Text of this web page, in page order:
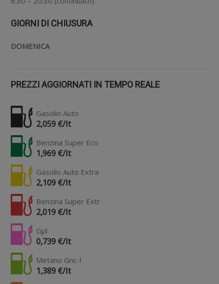
GIORNI DI CHIUSURA
DOMENICA
PREZZI AGGIORNATI IN TEMPO REALE
Gasolio Auto
2,059 €/lt
Benzina Super Eco
1,969 €/lt
Gasolio Auto Extra
2,109 €/lt
Benzina Super Extr
2,019 €/lt
Gpl
0,739 €/lt
Metano Gnc-l
1,389 €/lt